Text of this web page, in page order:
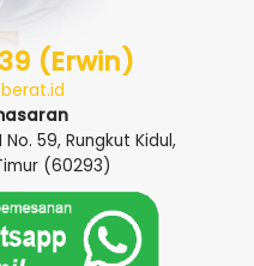
(Erwin)
59, Rungkut Kidul,
(60293)